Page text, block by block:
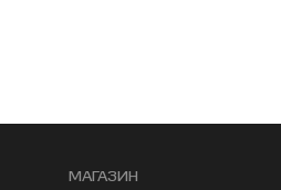
МАГАЗИН